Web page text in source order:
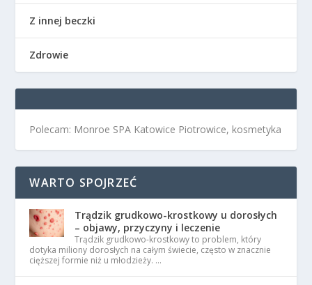
Z innej beczki
Zdrowie
Polecam: Monroe SPA Katowice Piotrowice, kosmetyka
WARTO SPOJRZEĆ
Trądzik grudkowo-krostkowy u dorosłych
– objawy, przyczyny i leczenie
Trądzik grudkowo-krostkowy to problem, który
dotyka miliony dorosłych na całym świecie, często w znacznie
cięższej formie niż u młodzieży. …